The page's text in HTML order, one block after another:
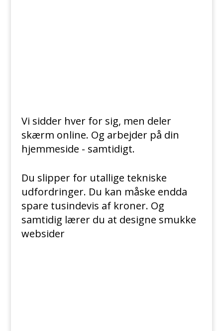
Vi sidder hver for sig, men deler
skærm online. Og arbejder på din
hjemmeside - samtidigt.
Du slipper for utallige tekniske
udfordringer. Du kan måske endda
spare tusindevis af kroner. Og
samtidig lærer du at designe smukke
websider